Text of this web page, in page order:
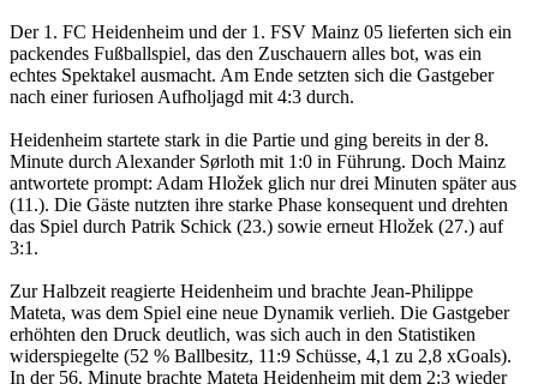
Der 1. FC Heidenheim und der 1. FSV Mainz 05 lieferten sich ein
packendes Fußballspiel, das den Zuschauern alles bot, was ein
echtes Spektakel ausmacht. Am Ende setzten sich die Gastgeber
nach einer furiosen Aufholjagd mit 4:3 durch.
Heidenheim startete stark in die Partie und ging bereits in der 8.
Minute durch Alexander Sørloth mit 1:0 in Führung. Doch Mainz
antwortete prompt: Adam Hložek glich nur drei Minuten später aus
(11.). Die Gäste nutzten ihre starke Phase konsequent und drehten
das Spiel durch Patrik Schick (23.) sowie erneut Hložek (27.) auf
3:1.
Zur Halbzeit reagierte Heidenheim und brachte Jean-Philippe
Mateta, was dem Spiel eine neue Dynamik verlieh. Die Gastgeber
erhöhten den Druck deutlich, was sich auch in den Statistiken
widerspiegelte (52 % Ballbesitz, 11:9 Schüsse, 4,1 zu 2,8 xGoals).
In der 56. Minute brachte Mateta Heidenheim mit dem 2:3 wieder